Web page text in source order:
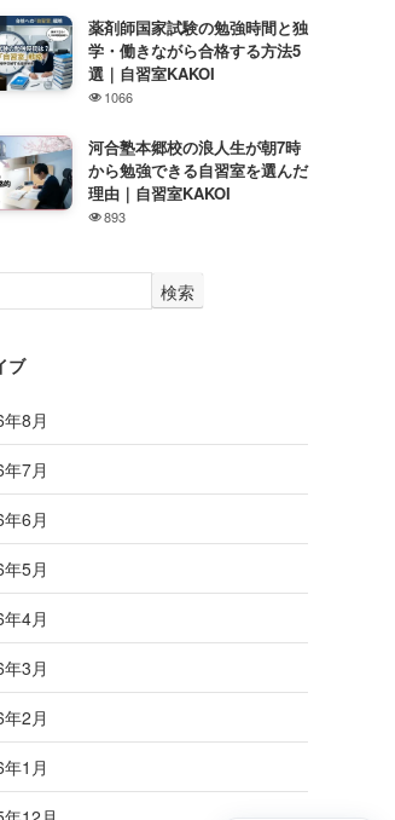
薬剤師国家試験の勉強時間と独
学・働きながら合格する方法5
選｜自習室KAKOI
1066
河合塾本郷校の浪人生が朝7時
から勉強できる自習室を選んだ
理由｜自習室KAKOI
893
検索
ブ
8月
7月
6月
5月
4月
3月
2月
1月